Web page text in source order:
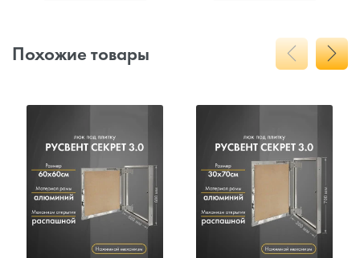
Похожие товары